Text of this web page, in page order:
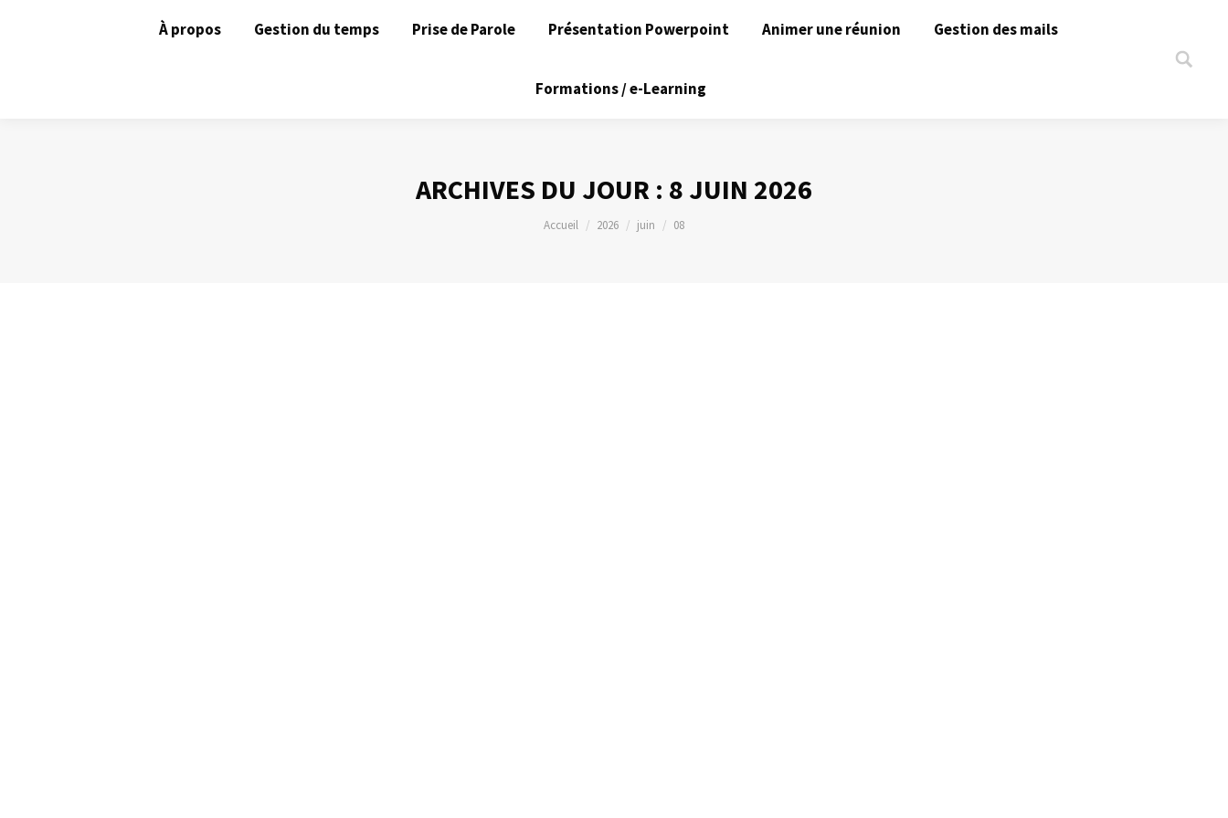
À propos Gestion du temps Prise de Parole Présentation Powerpoint Animer une réunion Gestion des mails
Formations / e-Learning
Search:
ARCHIVES DU JOUR : 8 JUIN 2026
Vous êtes ici :
Accueil 2026 juin 08